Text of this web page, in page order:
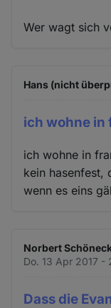
Wer wagt sich
Hans (nicht
ich wohne in
ich wohne in
kein hasenfest,
wenn es eins
Norbert
Do. 13 Apr 2017 -
Dass die